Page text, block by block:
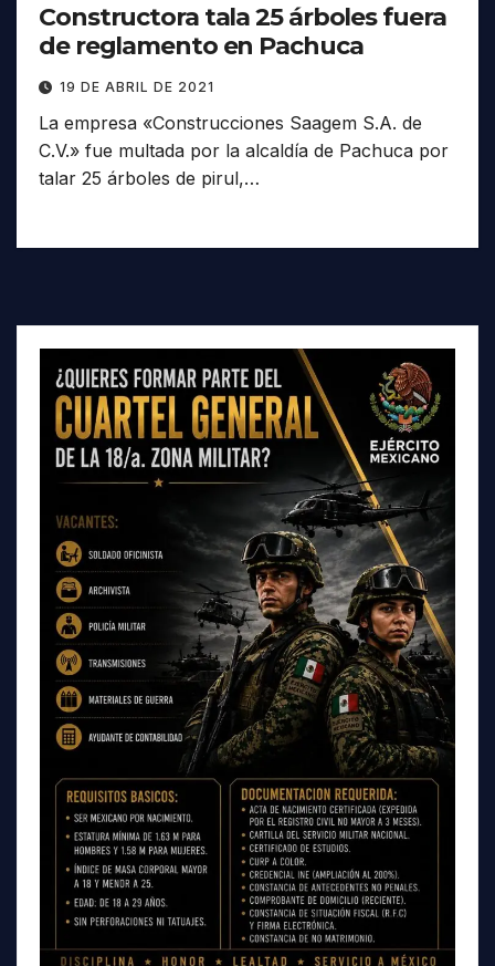
Constructora tala 25 árboles fuera
de reglamento en Pachuca
19 DE ABRIL DE 2021
La empresa «Construcciones Saagem S.A. de
C.V.» fue multada por la alcaldía de Pachuca por
talar 25 árboles de pirul,…